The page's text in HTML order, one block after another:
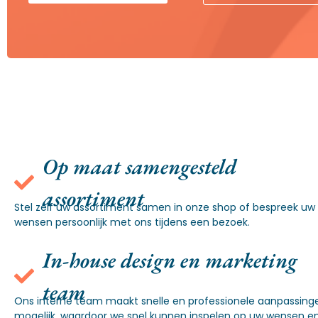
Op maat samengesteld
assortiment
Stel zelf uw assortiment samen in onze shop of bespreek uw
wensen persoonlijk met ons tijdens een bezoek.
In-house design en marketing
team
Ons interne team maakt snelle en professionele